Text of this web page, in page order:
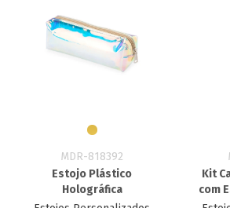
MDR-818392
Estojo Plástico
Holográfica
Kit
com